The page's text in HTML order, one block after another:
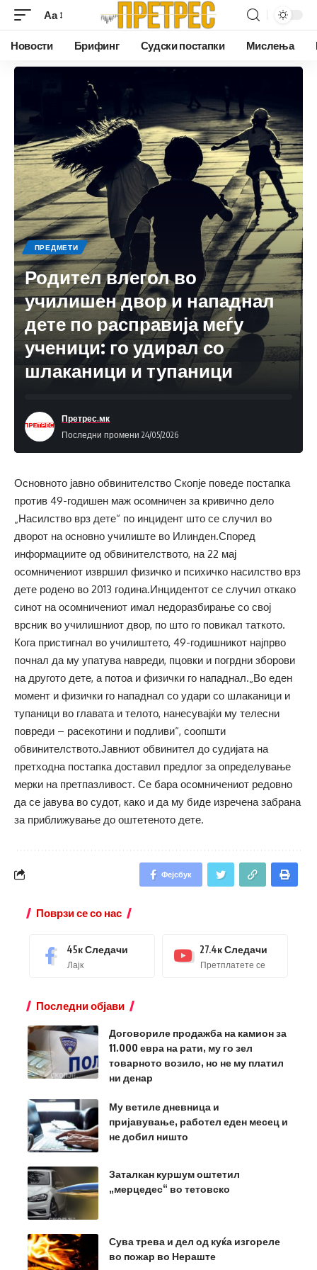
Аа
Новости Брифинг Судски постапки Мислења
ПРЕДМЕТИ
Родител влегол во
училишен двор и нападнал
дете по расправија меѓу
ученици: го удирал со
шлаканици и тупаници
Последни промени 24/05/2026
Претрес.мк
Основното јавно обвинителство Скопје поведе постапка
против 49-годишен маж осомничен за кривично дело
„Насилство врз дете“ по инцидент што се случил во
дворот на основно училиште во Илинден.Според
информациите од обвинителството, на 22 мај
осомничениот извршил физичко и психичко насилство врз
дете родено во 2013 година.Инцидентот се случил откако
синот на осомничениот имал недоразбирање со свој
врсник во училишниот двор, по што го повикал таткото.
Кога пристигнал во училиштето, 49-годишникот најпрво
почнал да му упатува навреди, пцовки и погрдни зборови
на другото дете, а потоа и физички го нападнал.„Во еден
момент и физички го нападнал со удари со шлаканици и
тупаници во главата и телото, нанесувајќи му телесни
повреди – расекотини и подливи“, соопшти
обвинителството.Јавниот обвинител до судијата на
претходна постапка доставил предлог за определување
мерки на претпазливост. Се бара осомничениот редовно
да се јавува во судот, како и да му биде изречена забрана
за приближување до оштетеното дете.
Фејсбук
Поврзи се со нас
45кСледачи
Лајк
27.4кСледачи
Претплатете се
Последни објави
Договориле продажба на камион за
11.000 евра на рати, му го зел
товарното возило, но не му платил
ни денар
Му ветиле дневница и
пријавување, работел еден месец и
не добил ништо
Заталкан куршум оштетил
„мерцедес“ во тетовско
Сува трева и дел од куќа изгореле
во пожар во Нераште